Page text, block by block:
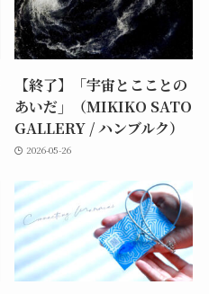
【終了】「宇宙とこことの
あいだ」（MIKIKO SATO
GALLERY / ハンブルク）
2026-05-26